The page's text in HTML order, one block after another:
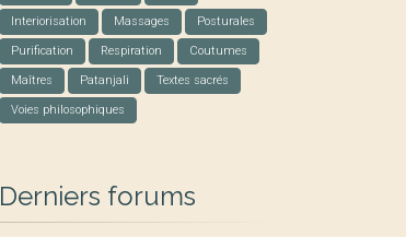
Interiorisation Massages Posturales
Purification Respiration Coutumes
Maîtres Patanjali Textes sacrés
Voies philosophiques
Derniers forums